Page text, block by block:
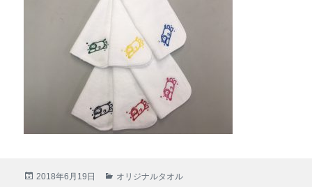
投
2018年6月19日
カ
オリジナルタオル